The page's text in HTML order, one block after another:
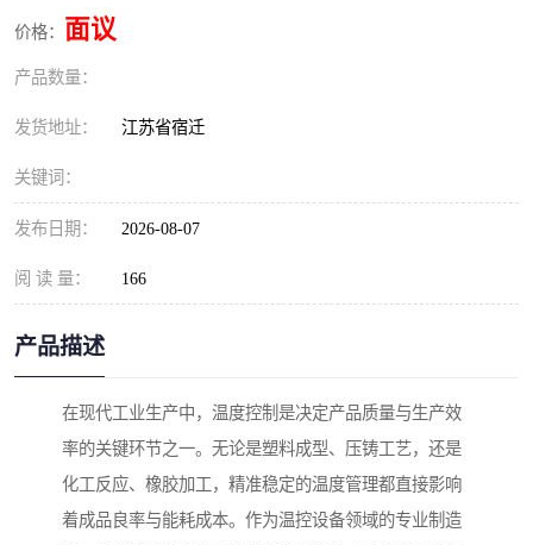
价格： 面议
产品数量：
发货地址： 江苏省宿迁
关键词：
发布日期： 2026-08-07
阅 读 量： 166
产品描述
在现代工业生产中，温度控制是决定产品质量与生产效
率的关键环节之一。无论是塑料成型、压铸工艺，还是
化工反应、橡胶加工，精准稳定的温度管理都直接影响
着成品良率与能耗成本。作为温控设备领域的专业制造